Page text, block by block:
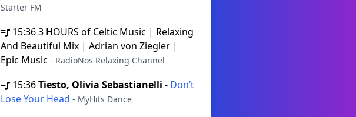
Starter FM
15:363 HOURS of Celtic Music | Relaxing
And Beautiful Mix | Adrian von Ziegler |
Epic Music - RadioNos Relaxing Channel
15:36Tiesto, Olivia Sebastianelli - Don’t
Lose Your Head - MyHits Dance